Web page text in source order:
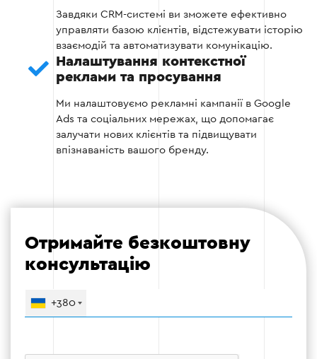
Написання унікальних текстів з SEO-
оптимізацією
Додавання якісних зображень та відео
Формування розділів з юридичними
документами
Оптимізація швидкості завантаження
Етап 4
Завдяки CRM-системі ви зможете ефективно
управляти базою клієнтів, відстежувати історію
взаємодій та автоматизувати комунікацію.
Налаштування контекстної
реклами та просування
Ми налаштовуємо рекламні кампанії в Google
Ads та соціальних мережах, що допомагає
залучати нових клієнтів та підвищувати
впізнаваність вашого бренду.
Отримайте безкоштовну
консультацію
+380